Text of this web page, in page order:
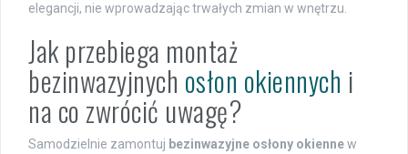
elegancji, nie wprowadzając trwałych zmian w wnętrzu.
Jak przebiega montaż
bezinwazyjnych osłon okiennych i
na co zwrócić uwagę?
Samodzielnie zamontuj bezinwazyjne osłony okiennew